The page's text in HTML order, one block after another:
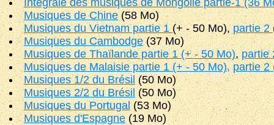
Intégrale des musiques de Mongolie partie-1 (36
Musiques de Chine(58 Mo)
Musiques du Vietnam partie 1 (+ - 50 Mo), partie 2
Musiques du Cambodge(37 Mo)
Musiques de Thaïlande partie 1 (+ - 50 Mo),partie
Musiques de Malaisie partie 1 (+ - 50 Mo), partie 2
Musiques 1/2 du Brésil(50 Mo)
Musiques 2/2 du Brésil (50 Mo)
Musiques du Portugal(53 Mo)
Musiques d'Espagne(19 Mo)